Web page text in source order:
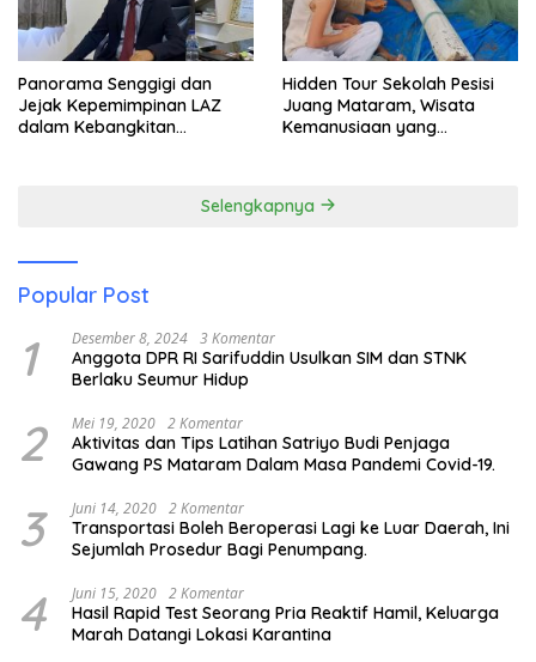
Panorama Senggigi dan
Jejak Kepemimpinan LAZ
dalam Kebangkitan
Hidden Tour Sekolah Pesisi
Juang Mataram, Wisata
Kemanusiaan yang
Selengkapnya
Popular Post
1 Desember 8, 2024 3 Komentar
Anggota DPR RI Sarifuddin Usulkan SIM dan STNK
Berlaku Seumur Hidup
2 Mei 19, 2020 2 Komentar
Aktivitas dan Tips Latihan Satriyo Budi Penjaga
Gawang PS Mataram Dalam Masa Pandemi Covid-19.
3 Juni 14, 2020 2 Komentar
Transportasi Boleh Beroperasi Lagi ke Luar Daerah, Ini
Sejumlah Prosedur Bagi Penumpang.
4 Juni 15, 2020 2 Komentar
Hasil Rapid Test Seorang Pria Reaktif Hamil, Keluarga
Marah Datangi Lokasi Karantina